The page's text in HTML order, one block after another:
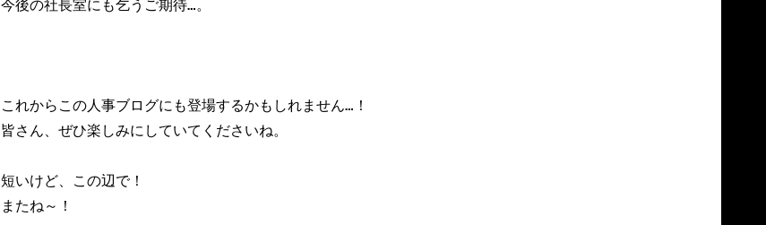
今後の社長室にも乞うご期待…。
これからこの人事ブログにも登場するかもしれません…！
皆さん、ぜひ楽しみにしていてくださいね。
短いけど、この辺で！
またね～！